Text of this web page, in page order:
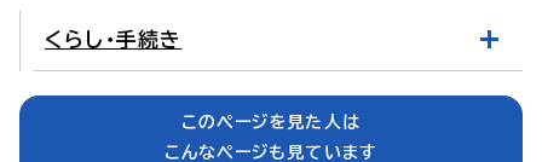
くらし・手続き
このページを見た人は
こんなページも見ています